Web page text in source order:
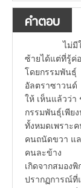
คำตอบ
ไม่มีใค
ซ้ายได้แต่ที่รู้ค่
โดยกรรมพันธุ์
อัลตราซาวนด์
ให้ เห็นแล้วว่า
กรรมพันธุ์เพีย
ทั้งหมดเพราะ
คนถนัดขวา แ
คนละข้าง ก
เกิดจากสมอง
ปรากฏการณ์ที่